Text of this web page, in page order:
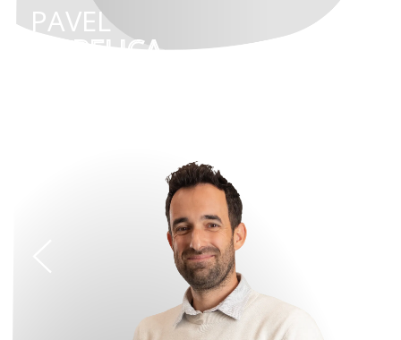
PAVEL
HORELICA